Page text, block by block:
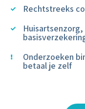
 Rechtstreeks

 Onderzoeken
betaal je zelf